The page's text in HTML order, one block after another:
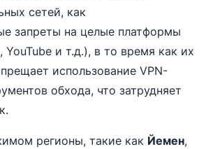
сетей, как
запреты на целые платформы
YouTube и т.д.), в то время как их
использование VPN-
обхода, что затрудняет
регионы, такие как Йемен,